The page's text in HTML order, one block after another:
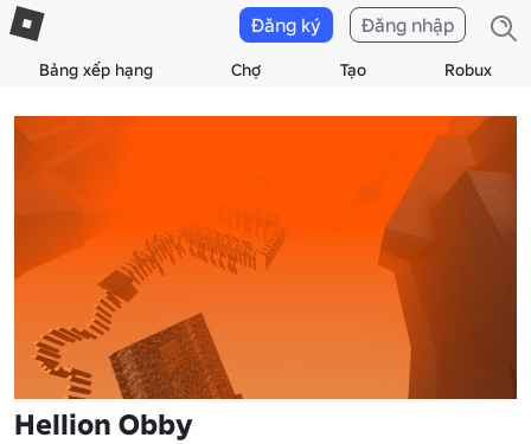
Bảng xếp hạng Chợ Tạo Robux
Đăng ký Đăng nhập
Hellion Obby